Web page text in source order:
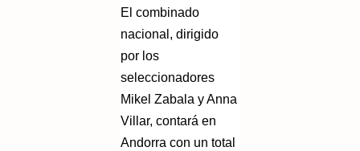
El combinado
nacional, dirigido
por los
seleccionadores
Mikel Zabala y Anna
Villar, contará en
Andorra con un total